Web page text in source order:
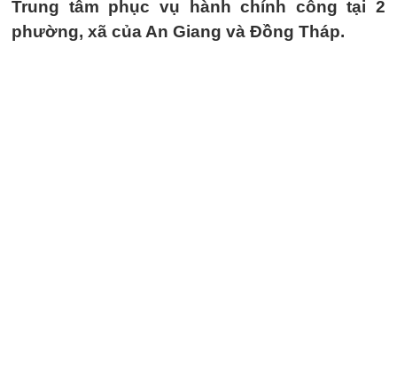
Trung tâm phục vụ hành chính công tại 2
phường, xã của An Giang và Đồng Tháp.